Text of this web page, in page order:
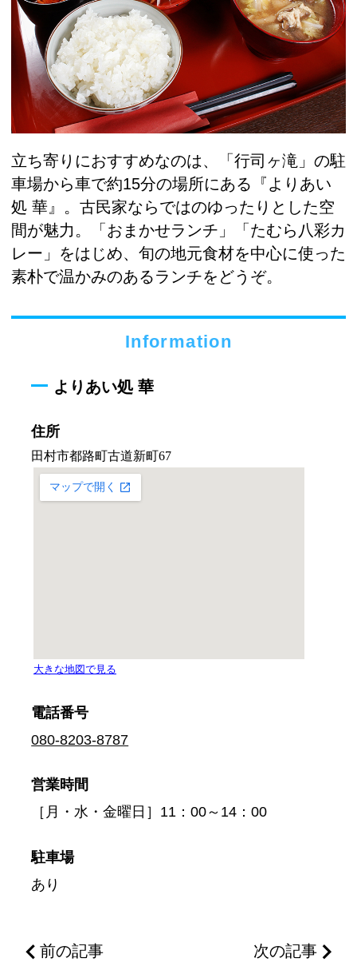
立ち寄りにおすすめなのは、「行司ヶ滝」の駐
車場から車で約15分の場所にある『よりあい
処 華』。古民家ならではのゆったりとした空
間が魅力。「おまかせランチ」「たむら八彩カ
レー」をはじめ、旬の地元食材を中心に使った
素朴で温かみのあるランチをどうぞ。
Information
よりあい処 華
住所
電話番号
080-8203-8787
営業時間
［月・水・金曜日］11：00～14：00
駐車場
あり
前の記事 次の記事